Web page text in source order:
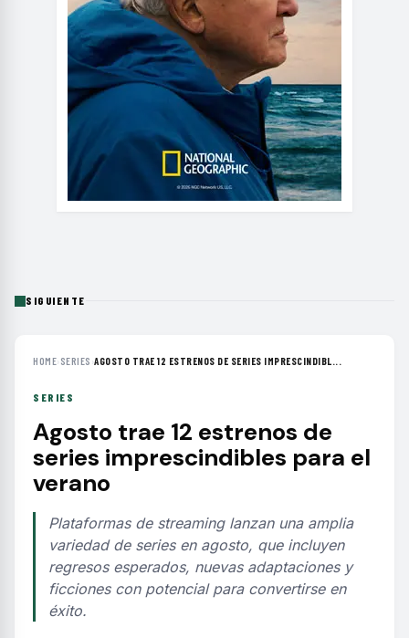
SIGUIENTE
HOME› SERIES ›AGOSTO TRAE 12 ESTRENOS DE SERIES IMPRESCINDIBL...
SERIES
Agosto trae 12 estrenos de
series imprescindibles para el
verano
Plataformas de streaming lanzan una amplia
variedad de series en agosto, que incluyen
regresos esperados, nuevas adaptaciones y
ficciones con potencial para convertirse en
éxito.